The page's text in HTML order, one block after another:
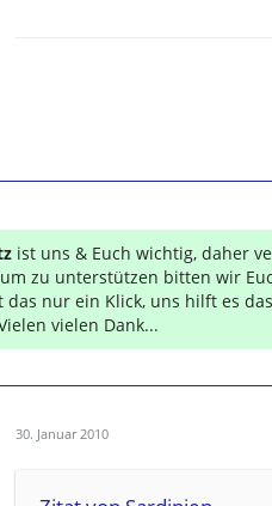
ist uns & Euch wichtig, daher
zu unterstützen bitten wir
das nur ein Klick, uns hilft es
vielen Dank...
30. Januar 2010